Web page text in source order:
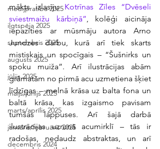
medijpratība 2025
ilgtspēja 2025
septembris 2025
augusts 2025
jūlijs 2025
maijs/jūnijs 2025
marts/aprīlis 2025
janvāris/februāris 2025
decembris 2024
mākts izlasīju Kotrīnas Zīles “Dvēseli
sviestmaižu kārbiņā” , kolēģi aicināja
iepazīties ar mūsmāju autora Arno
Jundzes darbu, kurā arī tiek skarts
mistiskais un spocīgais – “Šušnirks un
spoku muiža”. Arī ilustrācijas abām
grāmatām no pirmā acu uzmetiena šķiet
līdzīgas – melnā krāsa uz balta fona un
baltā krāsa, kas izgaismo pavisam
tumšas lappuses. Arī šajā darbā
ilustrācijas uzrunā acumirklī – tās ir
radošas, nedaudz abstraktas, un arī